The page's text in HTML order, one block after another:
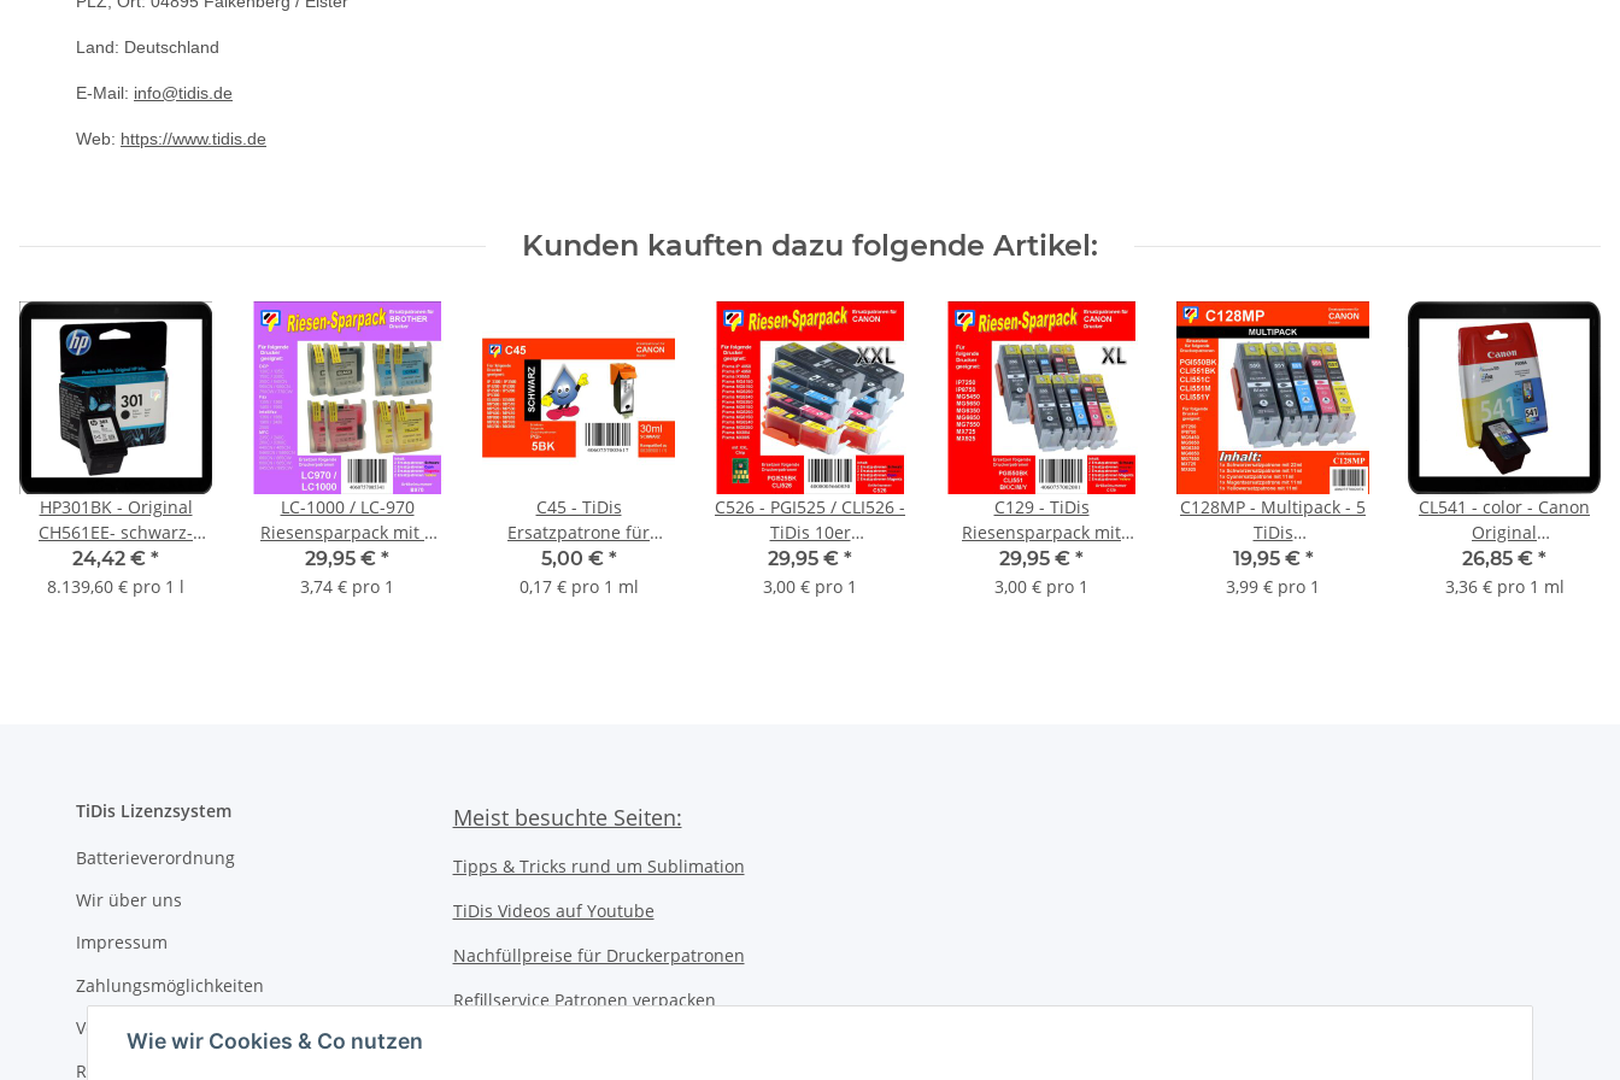
Land: Deutschland
E-Mail: info@tidis.de
Web: https://www.tidis.de
Kunden kauften dazu folgende Artikel:
HP301BK - Original
CH561EE- schwarz-
Druckpatrone mit 3ml
Inhalt und ca. 190
24,42 € *
8.139,60 € pro 1 l
LC-1000 / LC-970
Riesensparpack mit 8
TiDis
Ersatzdruckerpatronen
29,95 € *
3,74 € pro 1
C45 - TiDis
Ersatzpatrone für
PGI5BK - schwarz - mit
30ml Inhalt
5,00 € *
0,17 € pro 1 ml
C526 - PGI525 / CLI526 -
TiDis 10er
Riesensparpack -
Ersatzpatronen je 2x
29,95 € *
3,00 € pro 1
C129 - TiDis
Riesensparpack mit
10er Ersatzpatronen
für PGI550 | CLI551
29,95 € *
3,00 € pro 1
C128MP - Multipack - 5
TiDis
Ersatzdruckerpatronen
-KCMYK- ersetzen
19,95 € *
3,99 € pro 1
CL541 - color - Canon
Original
Druckerpatrone mit
8ml Inhalt -5227B001-
26,85 € *
3,36 € pro 1 ml
TiDis Lizenzsystem
Batterieverordnung
Wir über uns
Impressum
Zahlungsmöglichkeiten
Versandkosten
Retouren / Rückgabe
Meist besuchte Seiten:
Tipps & Tricks rund um Sublimation
TiDis Videos auf Youtube
Nachfüllpreise für Druckerpatronen
Refillservice Patronen verpacken
Wie wir Cookies & Co nutzen